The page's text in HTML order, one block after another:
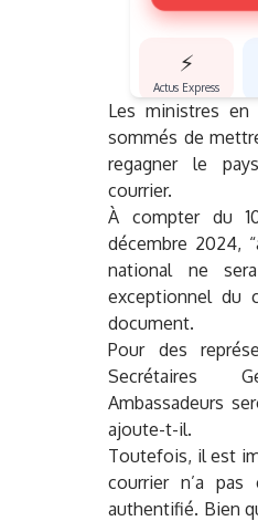
⚡
Actus Express
Les ministres en
sommés de
regagner le
courrier.
À compter du
décembre 2024,
national ne
exceptionnel du
document.
Pour des
Secrétaires
Ambassadeurs
ajoute-t-il.
Toutefois, il est
courrier n’a
authentifié. Bien